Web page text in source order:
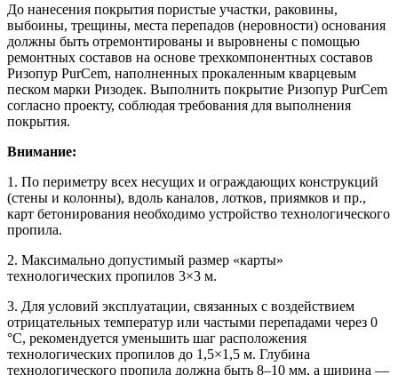
До нанесения покрытия пористые участки, раковины,
выбоины, трещины, места перепадов (неровности) основания
должны быть отремонтированы и выровнены с помощью
ремонтных составов на основе трехкомпонентных составов
Ризопур PurCem, наполненных прокаленным кварцевым
песком марки Ризодек. Выполнить покрытие Ризопур PurCem
согласно проекту, соблюдая требования для выполнения
покрытия.
Внимание:
1. По периметру всех несущих и ограждающих конструкций
(стены и колонны), вдоль каналов, лотков, приямков и пр.,
карт бетонирования необходимо устройство технологического
пропила.
2. Максимально допустимый размер «карты»
технологических пропилов 3×3 м.
3. Для условий эксплуатации, связанных с воздействием
отрицательных температур или частыми перепадами через 0
°С, рекомендуется уменьшить шаг расположения
технологических пропилов до 1,5×1,5 м. Глубина
технологического пропила должна быть 8–10 мм, а ширина —